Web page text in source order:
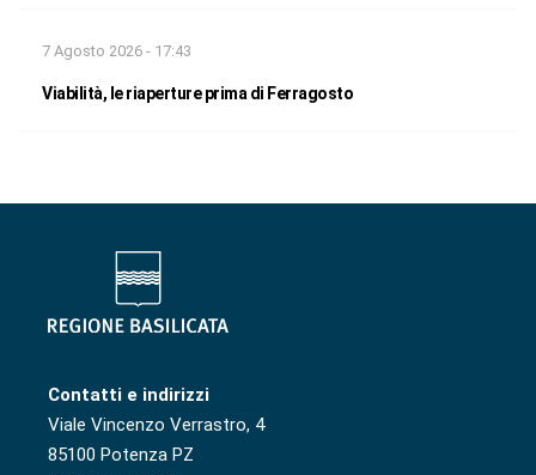
7 Agosto 2026 - 17:43
Viabilità, le riaperture prima di Ferragosto
Contatti e indirizzi
Viale Vincenzo Verrastro, 4
85100 Potenza PZ